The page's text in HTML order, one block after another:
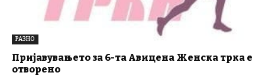
РАЗНО
Пријавувањето за 6-та Авицена Женска трка е
отворено